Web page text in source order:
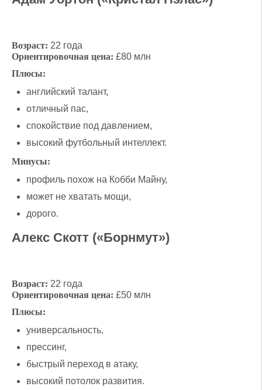
Возраст: 22 года
Ориентировочная цена: £80 млн
Плюсы:
английский талант,
отличный пас,
спокойствие под давлением,
высокий футбольный интеллект.
Минусы:
профиль похож на Кобби Майну,
может не хватать мощи,
дорого.
Алекс Скотт («Борнмут»)
Возраст: 22 года
Ориентировочная цена: £50 млн
Плюсы:
универсальность,
прессинг,
быстрый переход в атаку,
высокий потолок развития.